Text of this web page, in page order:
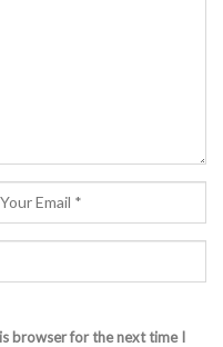
browser for the next time I